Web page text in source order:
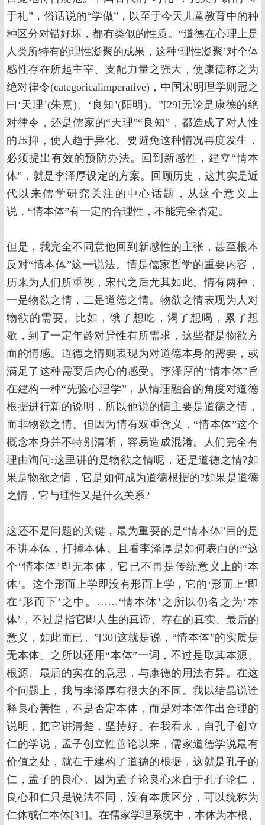
于礼”，俗话说的“学做”，以至于今天儿童教育中的种
种区分对错好坏，都有类似的性质。“道德在心理上是
人类所特有的理性凝聚的成果，这种‘理性凝聚’对个体
感性存在所起主宰、支配力量之强大，使康德称之为
绝对律令(categoricalimperative)，中国宋明理学则冠之
曰‘天理’(朱熹)、‘良知’(阳明)。”[29]无论是康德的绝
对律令，还是儒家的“天理”“良知”，都造成了对人性
的压抑，使人趋于异化。要避免这种情况再度发生，
必须提出有效的预防办法。回到新感性，建立“情本
体”，就是李泽厚设定的方案。回顾历史，这其实是近
代以来儒学研究关注的中心话题，从这个意义上
说，“情本体”有一定的合理性，不能完全否定。
但是，我完全不同意他回到新感性的主张，甚至根本
反对“情本体”这一说法。情是儒家哲学的重要内容，
历来为人们所重视，宋代之后尤其如此。情有两种，
一是物欲之情，二是道德之情。物欲之情表现为人对
物欲的需要。比如，饿了想吃，渴了想喝，累了想
歇，到了一定年龄对异性有所需求，这些都是物欲方
面的情感。道德之情则表现为对道德本身的需要，或
满足了这种需要后内心的感受。李泽厚的“情本体”旨
在建构一种“先验心理学”，从情理融合的角度对道德
根据进行新的说明，所以他说的情主要是道德之情，
而非物欲之情。但因为情有双重含义，“情本体”这个
概念本身并不特别清晰，容易造成混淆。人们完全有
理由询问:这里讲的是物欲之情呢，还是道德之情?如
果是物欲之情，它是如何成为道德根据的?如果是道德
之情，它与理性又是什么关系?
这还不是问题的关键，最为重要的是“情本体”目的是
不讲本体，打掉本体。且看李泽厚是如何表白的:“这
个‘情本体’即无本体，它已不再是传统意义上的‘本
体’。这个形而上学即没有形而上学，它的‘形而上’即
在‘形而下’之中。……‘情本体’之所以仍名之为‘本
体’，不过是指它即人生的真谛、存在的真实、最后的
意义，如此而已。”[30]这就是说，“情本体”的实质是
无本体。之所以还用“本体”一词，不过是取其本源、
根源、最后的实在的意思，与康德的用法有异。在这
个问题上，我与李泽厚有很大的不同。我以结晶说诠
释良心善性，不是否定本体，而是对本体作出合理的
说明，把它讲清楚，坚持好。在我看来，自孔子创立
仁的学说，孟子创立性善论以来，儒家道德学说最有
价值之处，就在于建构了道德的根据，这就是孔子的
仁，孟子的良心。因为孟子论良心来自于孔子论仁，
良心和仁只是说法不同，没有本质区分，可以统称为
仁体或仁本体[31]。在儒家学理系统中，本体为本根、